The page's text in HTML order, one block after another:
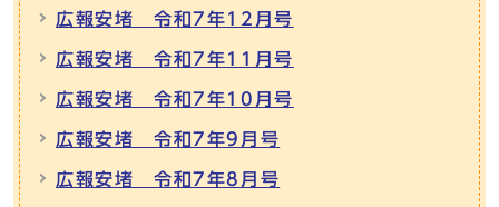
広報安堵 令和7年12月号
広報安堵 令和7年11月号
広報安堵 令和7年10月号
広報安堵 令和7年9月号
広報安堵 令和7年8月号